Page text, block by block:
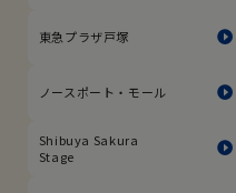
東急プラザ戸塚
ノースポート・モール
Shibuya Sakura
Stage